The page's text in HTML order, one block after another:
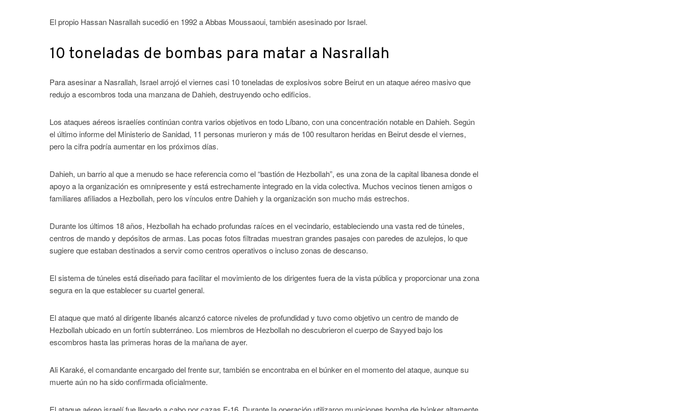
El propio Hassan Nasrallah sucedió en 1992 a Abbas Moussaoui, también asesinado por Israel.
10 toneladas de bombas para matar a Nasrallah
Para asesinar a Nasrallah, Israel arrojó el viernes casi 10 toneladas de explosivos sobre Beirut en un ataque aéreo masivo que
redujo a escombros toda una manzana de Dahieh, destruyendo ocho edificios.
Los ataques aéreos israelíes continúan contra varios objetivos en todo Líbano, con una concentración notable en Dahieh. Según
el último informe del Ministerio de Sanidad, 11 personas murieron y más de 100 resultaron heridas en Beirut desde el viernes,
pero la cifra podría aumentar en los próximos días.
Dahieh, un barrio al que a menudo se hace referencia como el “bastión de Hezbollah”, es una zona de la capital libanesa donde el
apoyo a la organización es omnipresente y está estrechamente integrado en la vida colectiva. Muchos vecinos tienen amigos o
familiares afiliados a Hezbollah, pero los vínculos entre Dahieh y la organización son mucho más estrechos.
Durante los últimos 18 años, Hezbollah ha echado profundas raíces en el vecindario, estableciendo una vasta red de túneles,
centros de mando y depósitos de armas. Las pocas fotos filtradas muestran grandes pasajes con paredes de azulejos, lo que
sugiere que estaban destinados a servir como centros operativos o incluso zonas de descanso.
El sistema de túneles está diseñado para facilitar el movimiento de los dirigentes fuera de la vista pública y proporcionar una zona
segura en la que establecer su cuartel general.
El ataque que mató al dirigente libanés alcanzó catorce niveles de profundidad y tuvo como objetivo un centro de mando de
Hezbollah ubicado en un fortín subterráneo. Los miembros de Hezbollah no descubrieron el cuerpo de Sayyed bajo los
escombros hasta las primeras horas de la mañana de ayer.
Ali Karaké, el comandante encargado del frente sur, también se encontraba en el búnker en el momento del ataque, aunque su
muerte aún no ha sido confirmada oficialmente.